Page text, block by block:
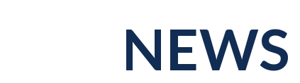
NEWS